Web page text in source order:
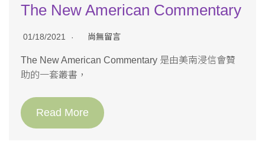
The New American Commentary
01/18/2021 尚無留言
The New American Commentary 是由美南浸信會贊
助的一套叢書，
Read More